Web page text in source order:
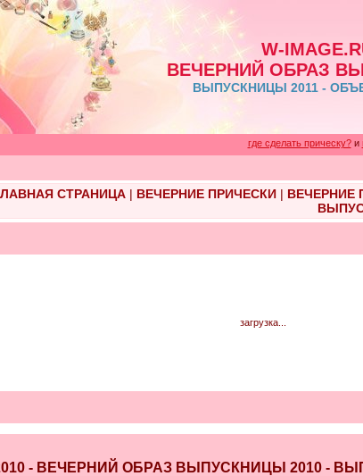
W-
ВЕЧЕРНИЙ ОБРАЗ
ВЫПУСКНИЦЫ 2011 -
где сделать прическу?и
СТРАНИЦА| ВЕЧЕРНИЕ ПРИЧЕСКИ| ВЕЧЕРНИЕ
загрузка...
2010 - ВЕЧЕРНИЙ ОБРАЗ ВЫПУСКНИЦЫ 2010 -